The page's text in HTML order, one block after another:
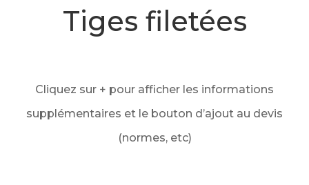
Tiges filetées
Cliquez sur + pour afficher les informations
supplémentaires et le bouton d’ajout au devis
(normes, etc)